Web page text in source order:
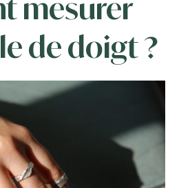
mesurer
de doigt ?